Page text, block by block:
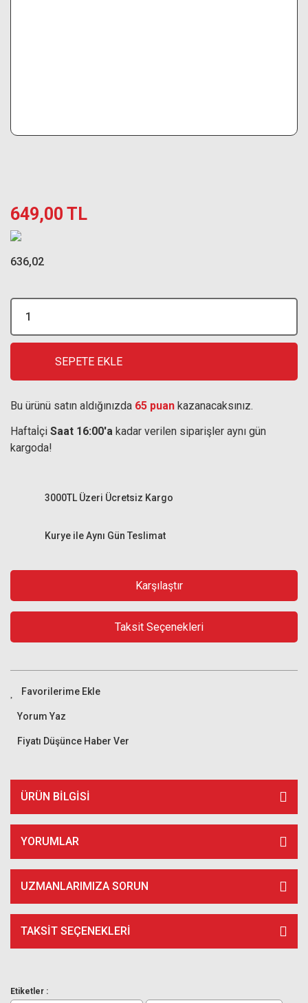
649,00 TL
636,02
SEPETE EKLE
Bu ürünü satın aldığınızda 65 puan kazanacaksınız.
Haftaİçi Saat 16:00'a kadar verilen siparişler aynı gün
kargoda!
Kurye ile Aynı Gün Teslimat
3000TL Üzeri Ücretsiz Kargo
Karşılaştır
Taksit Seçenekleri
Yorum Yaz
Fiyatı Düşünce Haber Ver
ÜRÜN BILGISI
YORUMLAR
UZMANLARIMIZA SORUN
TAKSIT SEÇENEKLERI
Etiketler :